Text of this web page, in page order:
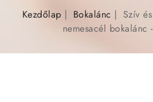
Kezdőlap Bokalánc
Szív
nemesacél bokalánc